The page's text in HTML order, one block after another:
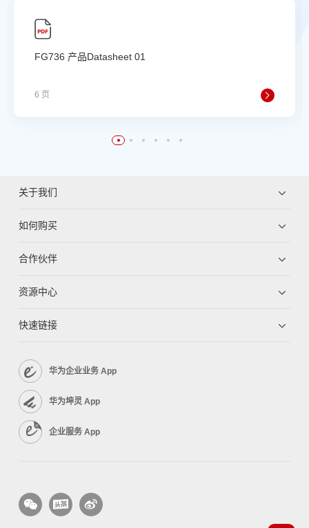
FG736 产品Datasheet 01
6 页
关于我们
如何购买
合作伙伴
资源中心
快速链接
华为企业业务 App
华为坤灵 App
企业服务 App